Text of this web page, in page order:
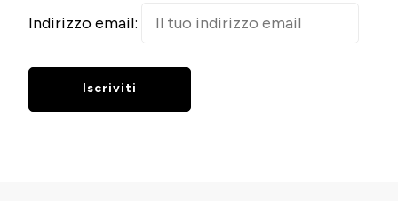
Indirizzo email: